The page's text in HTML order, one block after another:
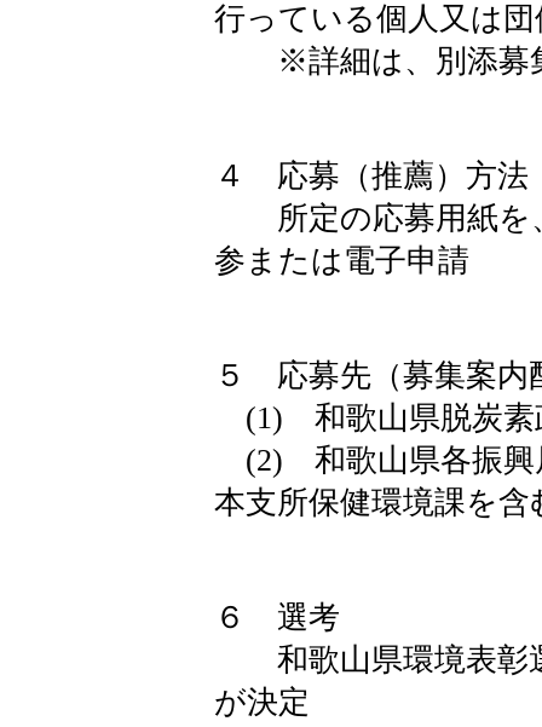
行っている個人又は団
※詳細は、別添募
４ 応募（推薦）方法
所定の応募用紙を
参または電子申請
５ 応募先（募集案内
(1) 和歌山県脱炭
(2) 和歌山県各振興
本支所保健環境課を含
６ 選考
和歌山県環境表彰
が決定